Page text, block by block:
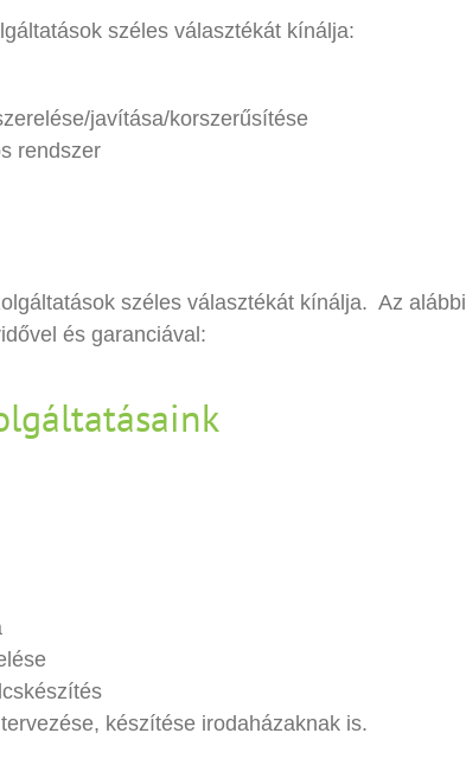
széles választékát kínálja:
javítása/korszerűsítése
rendszer
széles választékát kínálja. Az alábbi
és garanciával:
készítése irodaházaknak is.